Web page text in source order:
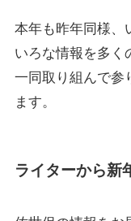
本年も昨年同様、
いろな情報を多く
一同取り組んで参
ます。
ライターから新